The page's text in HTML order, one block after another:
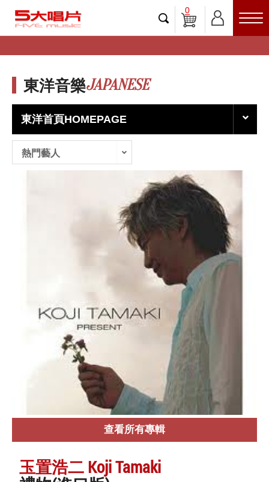
0
東洋音樂JAPANESE
東洋首頁HOMEPAGE
熱門藝人
查看所有專輯
玉置浩二 Koji Tamaki